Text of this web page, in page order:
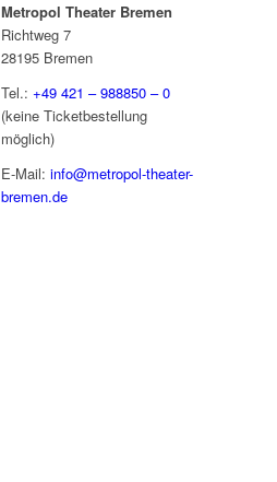
Metropol Theater Bremen
Richtweg 7
28195 Bremen
Tel.: +49 421 – 988850 – 0
(keine Ticketbestellung
möglich)
E-Mail: info@metropol-theater-
bremen.de